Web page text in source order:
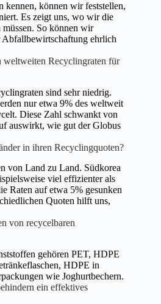
kennen, können wir feststellen,
Es zeigt uns, wo wir die
müssen. So können wir
Abfallbewirtschaftung ehrlich
weltweiten Recyclingraten für
sind sehr niedrig.
nur etwa 9% des weltweit
Diese Zahl schwankt von
auswirkt, wie gut der Globus
in ihren Recyclingquoten?
von Land zu Land. Südkorea
viel effizienter als
Raten auf etwa 5% gesunken
Quoten hilft uns,
von recycelbaren
gehören PET, HDPE
HDPE in
wie Joghurtbechern.
ein effektives